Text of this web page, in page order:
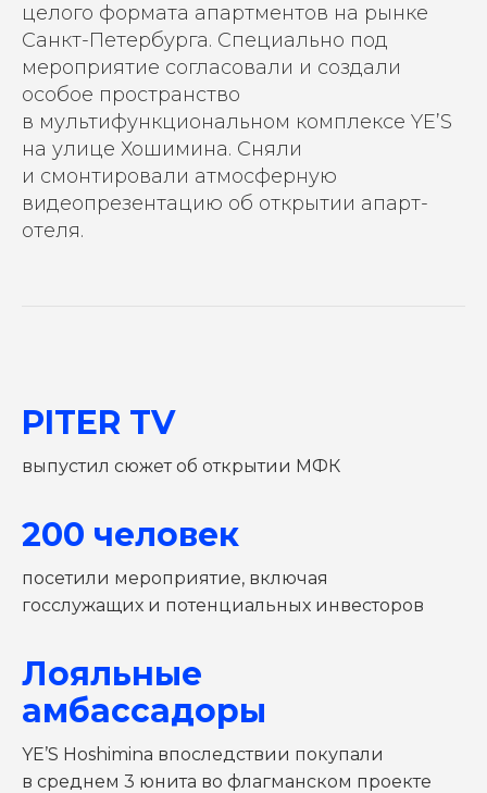
целого формата апартментов на рынке
Санкт-Петербурга. Специально под
мероприятие согласовали и создали
особое пространство
в мультифункциональном комплексе YE’S
на улице Хошимина. Сняли
и смонтировали атмосферную
видеопрезентацию об открытии апарт-
отеля.
PITER TV
выпустил сюжет об открытии МФК
200 человек
посетили мероприятие, включая
госслужащих и потенциальных инвесторов
Лояльные
амбассадоры
YE’S Hoshimina впоследствии покупали
в среднем 3 юнита во флагманском проекте
Соглашаюсь сполитикой
конфиденциальности
ОТПРАВИТЬ